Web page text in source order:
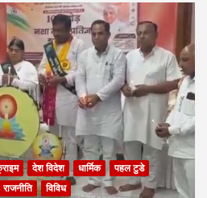
देश विदेश धार्मिक
पहल टुडे
राजनीति विविध